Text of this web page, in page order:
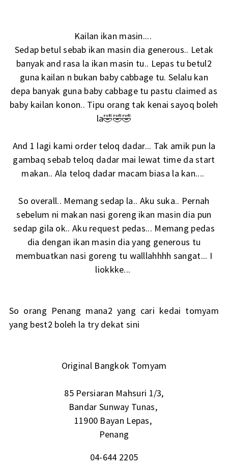
Kailan ikan masin....
Sedap betul sebab ikan masin dia generous.. Letak
banyak and rasa la ikan masin tu.. Lepas tu betul2
guna kailan n bukan baby cabbage tu. Selalu kan
depa banyak guna baby cabbage tu pastu claimed as
baby kailan konon.. Tipu orang tak kenai sayoq boleh
la🤣🤣🤣
And 1 lagi kami order teloq dadar... Tak amik pun la
gambaq sebab teloq dadar mai lewat time da start
makan.. Ala teloq dadar macam biasa la kan....
So overall.. Memang sedap la.. Aku suka.. Pernah
sebelum ni makan nasi goreng ikan masin dia pun
sedap gila ok.. Aku request pedas... Memang pedas
dia dengan ikan masin dia yang generous tu
membuatkan nasi goreng tu walllahhhh sangat... I
liokkke...
So orang Penang mana2 yang cari kedai tomyam
yang best2 boleh la try dekat sini
Original Bangkok Tomyam
85 Persiaran Mahsuri 1/3,
Bandar Sunway Tunas,
11900 Bayan Lepas,
Penang
04-644 2205